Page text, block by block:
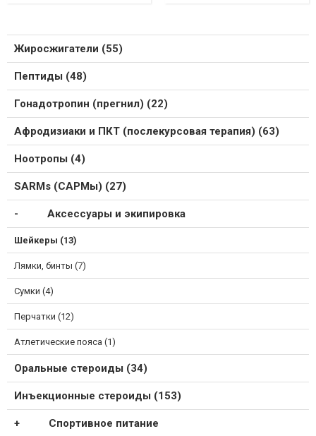
Жиросжигатели (55)
Пептиды (48)
Гонадотропин (прегнил) (22)
Афродизиаки и ПКТ (послекурсовая терапия) (63)
Ноотропы (4)
SARMs (САРМы) (27)
Аксессуары и экипировка
Шейкеры (13)
Лямки, бинты (7)
Сумки (4)
Перчатки (12)
Атлетические пояса (1)
Оральные стероиды (34)
Инъекционные стероиды (153)
Спортивное питание